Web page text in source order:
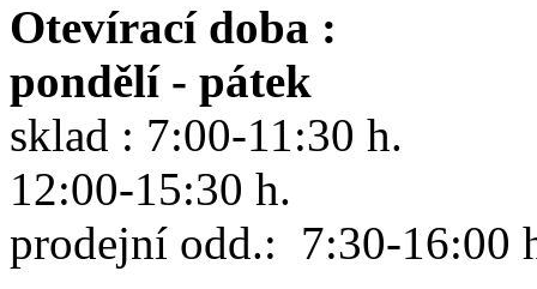
Otevírací doba :
pondělí - pátek
sklad : 7:00-11:30 h.
12:00-15:30 h.
prodejní odd.: 7:30-16:00